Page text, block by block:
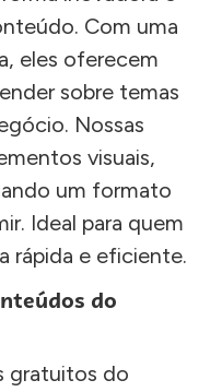
Com uma
eles oferecem
sobre temas
Nossas
visuais,
um formato
Ideal para quem
rápida e eficiente.
do
gratuitos do